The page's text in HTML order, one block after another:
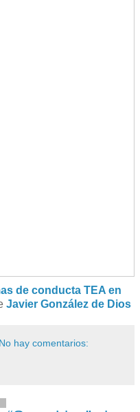
de conducta TEA en
Javier González de Dios
No hay comentarios: